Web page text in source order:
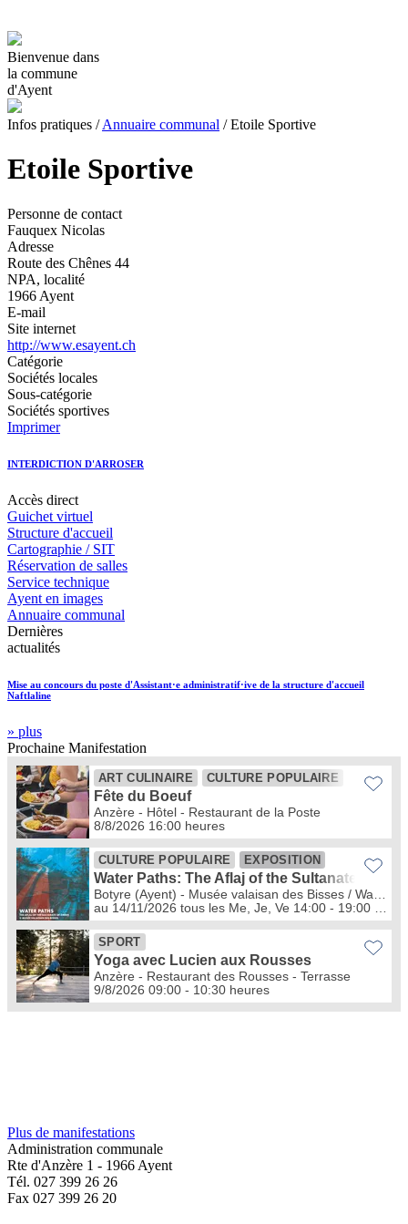
Bienvenue dans
la commune
d'Ayent
Infos pratiques /Annuaire communal /Etoile Sportive
Etoile Sportive
Personne de contact
Fauquex Nicolas
Adresse
Route des Chênes 44
NPA, localité
1966 Ayent
E-mail
Site internet
http://www.esayent.ch
Catégorie
Sociétés locales
Sous-catégorie
Sociétés sportives
Imprimer
INTERDICTION D'ARROSER
Accès direct
Guichet virtuel
Structure d'accueil
Cartographie / SIT
Réservation de salles
Service technique
Ayent en images
Annuaire communal
Dernières
actualités
Mise au concours du poste d'Assistant·e administratif·ive de la structure d'accueil
Naftlaline
» plus
Prochaine Manifestation
Plus de manifestations
Administration communale
Rte d'Anzère 1 - 1966 Ayent
Tél. 027 399 26 26
Fax 027 399 26 20